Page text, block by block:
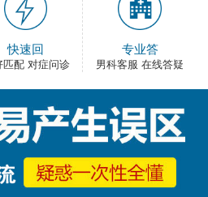
好热情，看病很舒心。
早上去的，下午就正常上班
快速回
匹配 对症问诊
专业答
男科客服 在线答疑